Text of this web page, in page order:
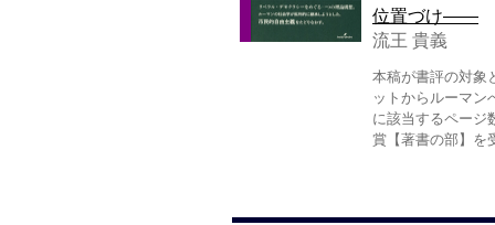
位置づけ——
流王 貴義
本稿が書評の対
ットからルーマン
に該当するページ
賞【著書の部】